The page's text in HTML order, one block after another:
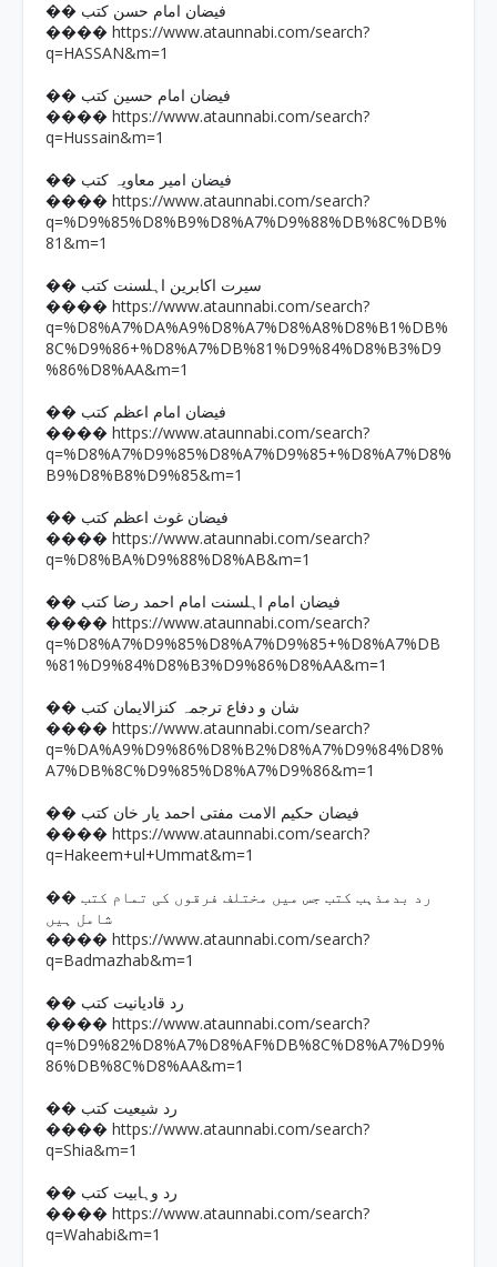
�� فیضان امام حسن کتب
���� https://www.ataunnabi.com/search?
q=HASSAN&m=1
�� فیضان امام حسین کتب
���� https://www.ataunnabi.com/search?
q=Hussain&m=1
�� فیضان امیر معاویہ کتب
���� https://www.ataunnabi.com/search?
q=%D9%85%D8%B9%D8%A7%D9%88%DB%8C%DB%
81&m=1
�� سیرت اکابرین اہلسنت کتب
���� https://www.ataunnabi.com/search?
q=%D8%A7%DA%A9%D8%A7%D8%A8%D8%B1%DB%
8C%D9%86+%D8%A7%DB%81%D9%84%D8%B3%D9
%86%D8%AA&m=1
�� فیضان امام اعظم کتب
���� https://www.ataunnabi.com/search?
q=%D8%A7%D9%85%D8%A7%D9%85+%D8%A7%D8%
B9%D8%B8%D9%85&m=1
�� فیضان غوث اعظم کتب
���� https://www.ataunnabi.com/search?
q=%D8%BA%D9%88%D8%AB&m=1
�� فیضان امام اہلسنت امام احمد رضا کتب
���� https://www.ataunnabi.com/search?
q=%D8%A7%D9%85%D8%A7%D9%85+%D8%A7%DB
%81%D9%84%D8%B3%D9%86%D8%AA&m=1
�� شان و دفاع ترجمہ کنزالایمان کتب
���� https://www.ataunnabi.com/search?
q=%DA%A9%D9%86%D8%B2%D8%A7%D9%84%D8%
A7%DB%8C%D9%85%D8%A7%D9%86&m=1
�� فیضان حکیم الامت مفتی احمد یار خان کتب
���� https://www.ataunnabi.com/search?
q=Hakeem+ul+Ummat&m=1
�� رد بدمذہب کتب جس میں مختلف فرقوں کی تمام کتب
شامل ہیں
���� https://www.ataunnabi.com/search?
q=Badmazhab&m=1
�� رد قادیانیت کتب
���� https://www.ataunnabi.com/search?
q=%D9%82%D8%A7%D8%AF%DB%8C%D8%A7%D9%
86%DB%8C%D8%AA&m=1
�� رد شیعیت کتب
���� https://www.ataunnabi.com/search?
q=Shia&m=1
�� رد وہابیت کتب
���� https://www.ataunnabi.com/search?
q=Wahabi&m=1